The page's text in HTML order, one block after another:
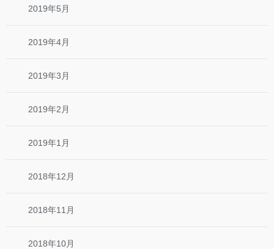
2019年5月
2019年4月
2019年3月
2019年2月
2019年1月
2018年12月
2018年11月
2018年10月